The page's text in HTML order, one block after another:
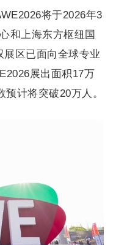
将于2026年3
和上海东方枢纽国
展区已面向全球专业
展出面积17万
计将突破20万人。